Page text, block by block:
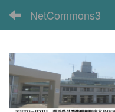
NetCommons3